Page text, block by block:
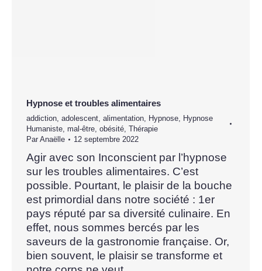
Hypnose et troubles alimentaires
addiction, adolescent, alimentation, Hypnose, Hypnose
Humaniste, mal-être, obésité, Thérapie
Par Anaëlle 12 septembre 2022
Agir avec son Inconscient par l’hypnose
sur les troubles alimentaires. C’est
possible. Pourtant, le plaisir de la bouche
est primordial dans notre société : 1er
pays réputé par sa diversité culinaire. En
effet, nous sommes bercés par les
saveurs de la gastronomie française. Or,
bien souvent, le plaisir se transforme et